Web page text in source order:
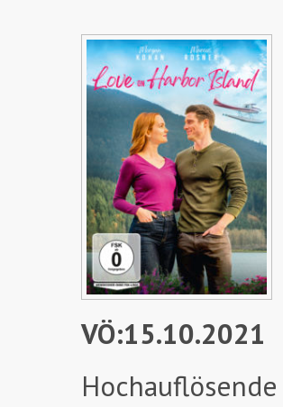
VÖ:15.10.2021